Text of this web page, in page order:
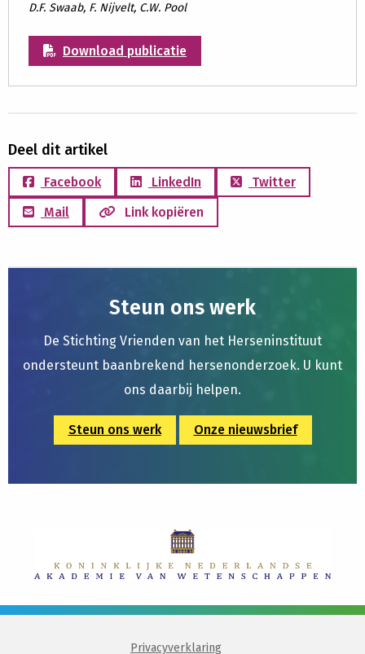
D.F. Swaab, F. Nijvelt, C.W. Pool
Download publicatie
Deel dit artikel
Facebook LinkedIn
Twitter
Mail
Link kopiëren
Steun ons werk
De Stichting Vrienden van het Herseninstituut
ondersteunt baanbrekend hersenonderzoek. U kunt
ons daarbij helpen.
Steun ons werk Onze nieuwsbrief
Privacyverklaring